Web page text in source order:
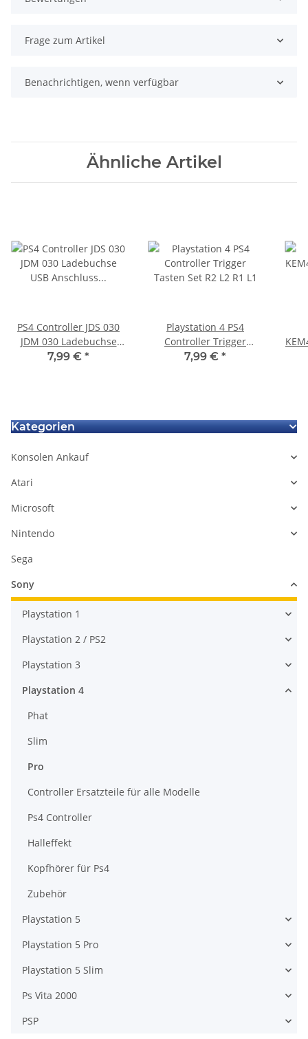
Frage zum Artikel
Benachrichtigen, wenn verfügbar
Ähnliche Artikel
PS4 Controller JDS 030
JDM 030 Ladebuchse
USB Anschluss Platine
7,99 € *
Playstation 4 PS4
Controller Trigger
Tasten Set R2 L2 R1 L1
7,99 € *
Kategorien
Konsolen Ankauf
Atari
Microsoft
Nintendo
Sega
Sony
Playstation 1
Playstation 2 / PS2
Playstation 3
Playstation 4
Phat
Slim
Pro
Controller Ersatzteile für alle Modelle
Ps4 Controller
Halleffekt
Kopfhörer für Ps4
Zubehör
Playstation 5
Playstation 5 Pro
Playstation 5 Slim
Ps Vita 2000
PSP